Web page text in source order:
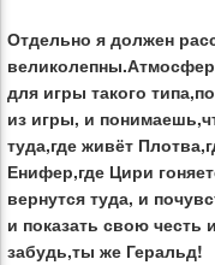
Отдельно я должен
для игры такого
из игры, и
туда,где живёт
Енифер,где Цири
вернутся туда, и
и показать свою честь
забудь,ты же Геральд!